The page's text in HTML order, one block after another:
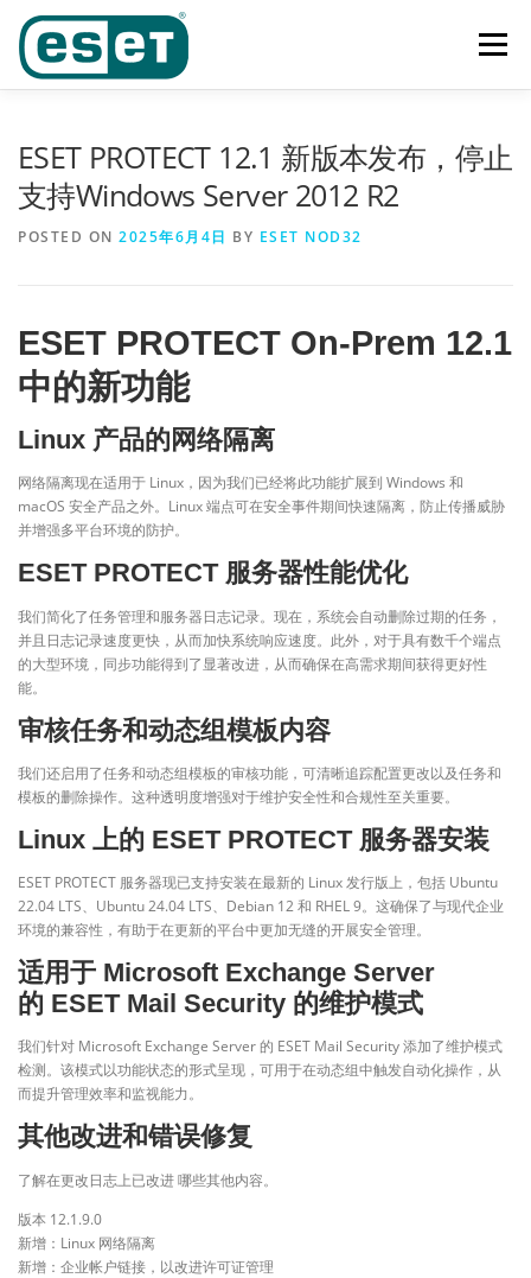
content
Menu
ESET PROTECT 12.1 新版本发布，停止
支持Windows Server 2012 R2
POSTED ON 2025年6月4日 BY ESET NOD32
ESET PROTECT On-Prem 12.1
中的新功能
Linux 产品的网络隔离
网络隔离现在适用于 Linux，因为我们已经将此功能扩展到 Windows 和
macOS 安全产品之外。Linux 端点可在安全事件期间快速隔离，防止传播威胁
并增强多平台环境的防护。
ESET PROTECT 服务器性能优化
我们简化了任务管理和服务器日志记录。现在，系统会自动删除过期的任务，
并且日志记录速度更快，从而加快系统响应速度。此外，对于具有数千个端点
的大型环境，同步功能得到了显著改进，从而确保在高需求期间获得更好性
能。
审核任务和动态组模板内容
我们还启用了任务和动态组模板的审核功能，可清晰追踪配置更改以及任务和
模板的删除操作。这种透明度增强对于维护安全性和合规性至关重要。
Linux 上的 ESET PROTECT 服务器安装
ESET PROTECT 服务器现已支持安装在最新的 Linux 发行版上，包括 Ubuntu
22.04 LTS、Ubuntu 24.04 LTS、Debian 12 和 RHEL 9。这确保了与现代企业
环境的兼容性，有助于在更新的平台中更加无缝的开展安全管理。
适用于 Microsoft Exchange Server
的 ESET Mail Security 的维护模式
我们针对 Microsoft Exchange Server 的 ESET Mail Security 添加了维护模式
检测。该模式以功能状态的形式呈现，可用于在动态组中触发自动化操作，从
而提升管理效率和监视能力。
其他改进和错误修复
了解在更改日志上已改进 哪些其他内容。
版本 12.1.9.0
新增：Linux 网络隔离
新增：企业帐户链接，以改进许可证管理